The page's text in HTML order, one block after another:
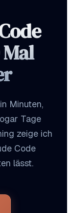
Minuten,
Tage
zeige ich
Code
lässt.